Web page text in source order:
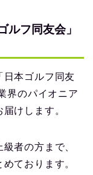
ルフ同友会」
日本ゴルフ同友
界のパイオニア
けします。
者の方まで、
ております。